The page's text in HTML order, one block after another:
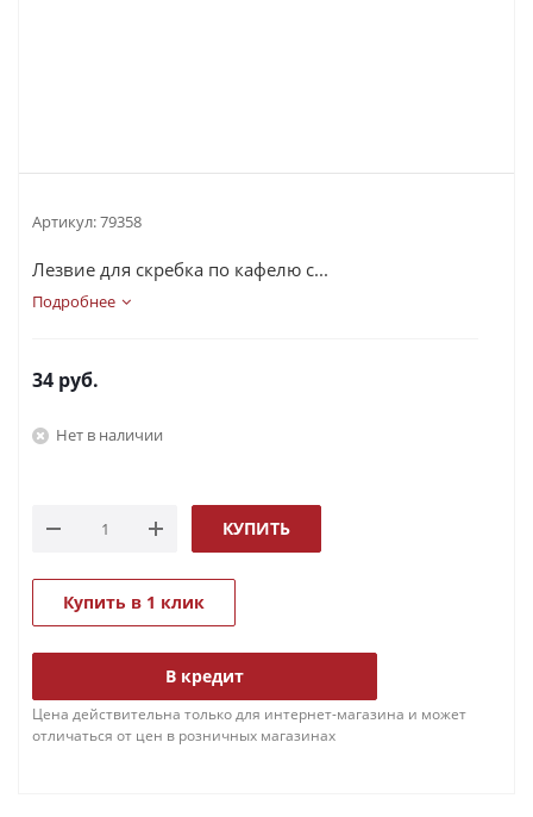
Артикул:79358
Лезвие для скребка по кафелю с...
Подробнее
34 руб.
Нет в наличии
КУПИТЬ
Купить в 1 клик
В кредит
Цена действительна только для интернет-магазина и может
отличаться от цен в розничных магазинах